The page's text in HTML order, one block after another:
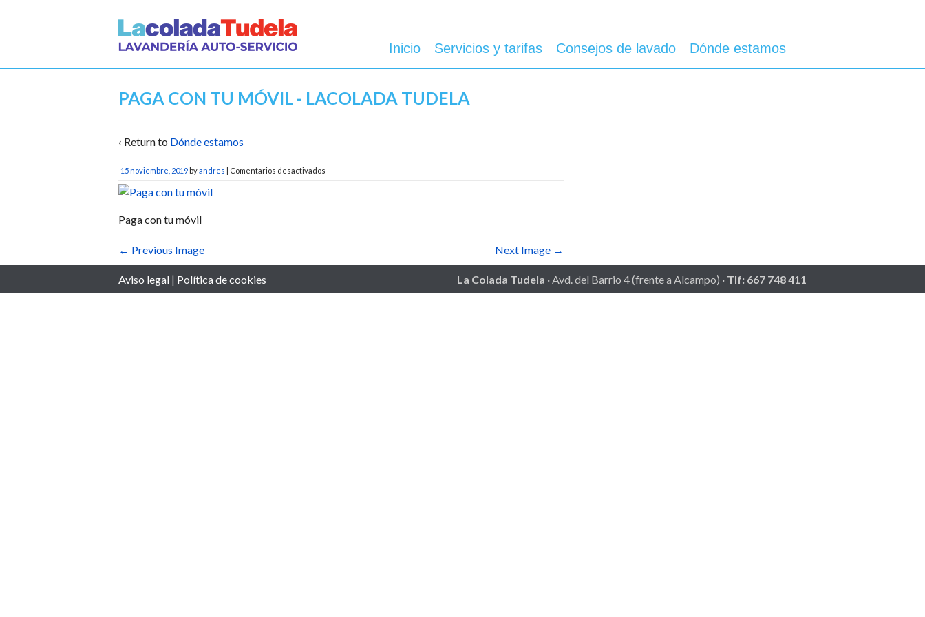
Inicio Servicios y tarifas Consejos de lavado Dónde estamos
PAGA CON TU MÓVIL - LACOLADA TUDELA
‹ Return to Dónde estamos
15 noviembre, 2019 by andres | Comentarios desactivados
Paga con tu móvil
← Previous Image Next Image →
Aviso legal | Política de cookies La Colada Tudela · Avd. del Barrio 4 (frente a Alcampo) · Tlf: 667 748 411